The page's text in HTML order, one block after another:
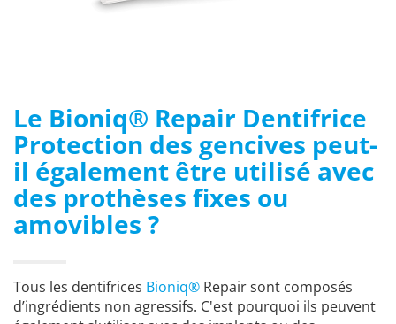
Le Bioniq® Repair Dentifrice
Protection des gencives peut-
il également être utilisé avec
des prothèses fixes ou
amovibles ?
Tous les dentifrices Bioniq® Repair sont composés
d’ingrédients non agressifs. C'est pourquoi ils peuvent